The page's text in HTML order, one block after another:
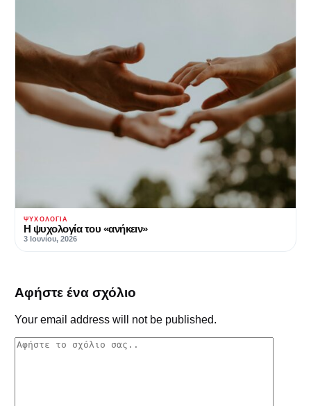
ΨΥΧΟΛΟΓΊΑ
Η ψυχολογία του «ανήκειν»
3 Ιουνίου, 2026
Αφήστε ένα σχόλιο
Your email address will not be published.